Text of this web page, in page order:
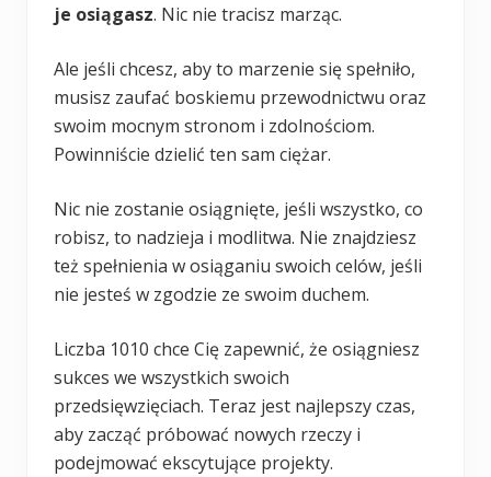
je osiągasz. Nic nie tracisz marząc.
Ale jeśli chcesz, aby to marzenie się spełniło,
musisz zaufać boskiemu przewodnictwu oraz
swoim mocnym stronom i zdolnościom.
Powinniście dzielić ten sam ciężar.
Nic nie zostanie osiągnięte, jeśli wszystko, co
robisz, to nadzieja i modlitwa. Nie znajdziesz
też spełnienia w osiąganiu swoich celów, jeśli
nie jesteś w zgodzie ze swoim duchem.
Liczba 1010 chce Cię zapewnić, że osiągniesz
sukces we wszystkich swoich
przedsięwzięciach. Teraz jest najlepszy czas,
aby zacząć próbować nowych rzeczy i
podejmować ekscytujące projekty.